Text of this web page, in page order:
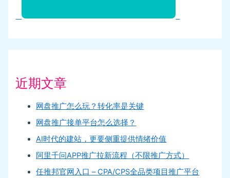
近期文章
网盘推广怎么玩？转化率是关键
网盘推广接单平台怎么选择？
AI时代的建站，更要侧重提供情绪价值
阿里千问APP推广拉新流程（不限推广方式）
任推邦官网入口 – CPA/CPS全品类项目推广平台